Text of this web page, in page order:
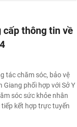
cấp thông tin về
tác chăm sóc, bảo vệ
Giang phối hợp với Sở Y
sóc sức khỏe nhân
kết hợp trực tuyến